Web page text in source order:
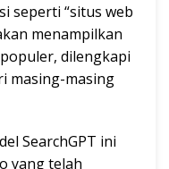
seperti “situs web
menampilkan
dilengkapi
masing-masing
SearchGPT ini
yang telah